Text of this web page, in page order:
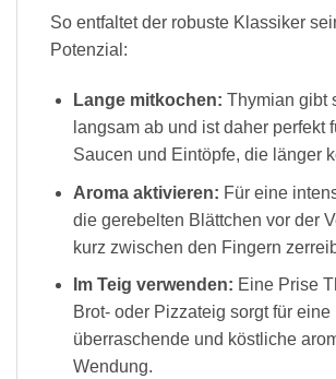
So entfaltet der robuste Klassiker
Potenzial:
Lange mitkochen: Thymian gibt
langsam ab und ist daher perfekt
Saucen und Eintöpfe, die länger
Aroma aktivieren: Für eine
die gerebelten Blättchen vor der
kurz zwischen den Fingern
Im Teig verwenden: Eine Prise
Brot- oder Pizzateig sorgt für eine
überraschende und köstliche
Wendung.